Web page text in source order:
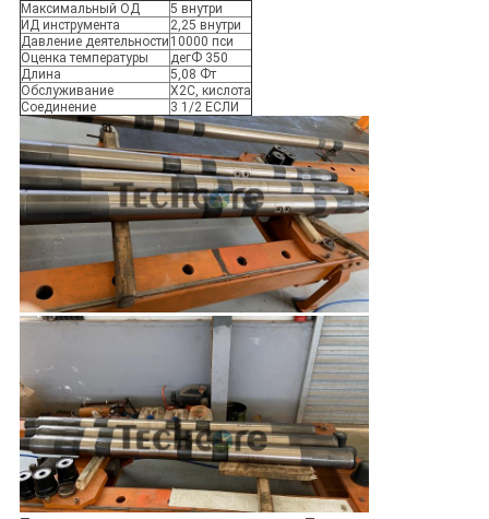
Максимальный ОД
5 внутри
ИД инструмента
2,25 внутри
Давление деятельности 10000 пси
Оценка температуры
дегФ 350
Длина
5,08 Фт
Обслуживание
Х2С, кислота
Соединение
3 1/2 ЕСЛИ